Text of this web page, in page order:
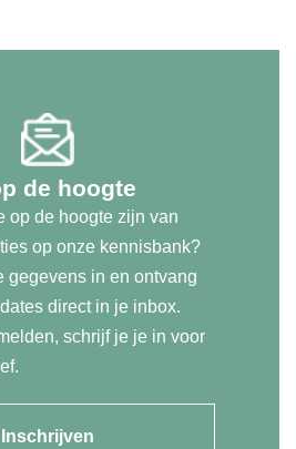
de hoogte
op de hoogte zijn van
op onze kennisbank?
gegevens in en ontvang
direct in je inbox.
schrijf je je in voor
Inschrijven